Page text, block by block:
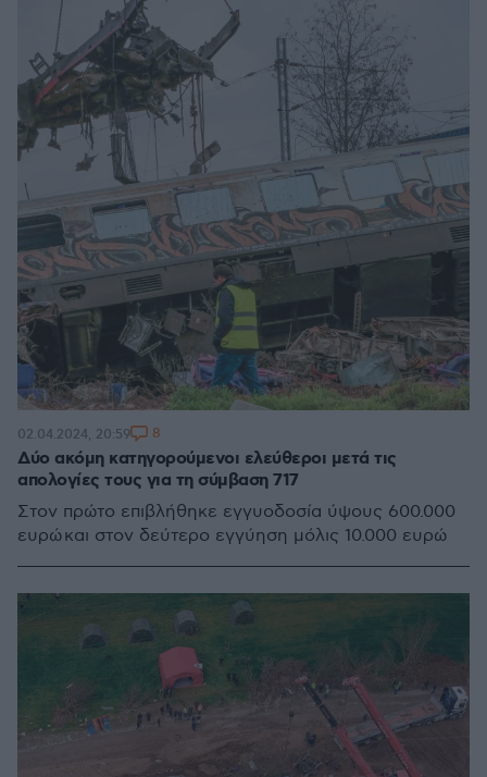
Δύο ακόμη κατηγορούμενοι ελεύθεροι μετά τις
απολογίες τους για τη σύμβαση 717
Στον πρώτο επιβλήθηκε εγγυοδοσία ύψους 600.000
ευρώ και στον δεύτερο εγγύηση μόλις 10.000 ευρώ
02.04.2024, 20:59 8